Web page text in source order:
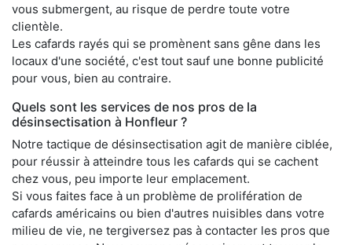
vous submergent, au risque de perdre toute votre
clientèle.
Les cafards rayés qui se promènent sans gêne dans les
locaux d'une société, c'est tout sauf une bonne publicité
pour vous, bien au contraire.
Quels sont les services de nos pros de la
désinsectisation à Honfleur ?
Notre tactique de désinsectisation agit de manière ciblée,
pour réussir à atteindre tous les cafards qui se cachent
chez vous, peu importe leur emplacement.
Si vous faites face à un problème de prolifération de
cafards américains ou bien d'autres nuisibles dans votre
milieu de vie, ne tergiversez pas à contacter les pros que